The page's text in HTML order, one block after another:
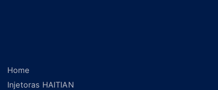
Home
Injetoras HAITIAN